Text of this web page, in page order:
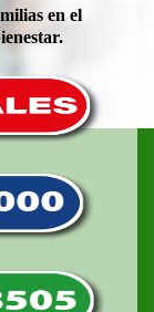
en el